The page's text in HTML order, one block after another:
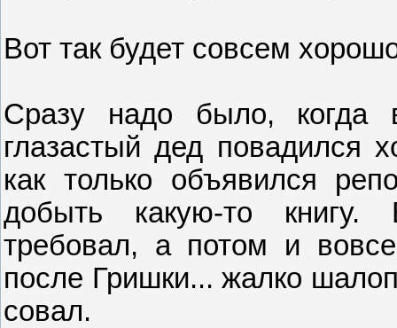
Вот так будет совсем
Сразу надо было, когда
глазастый дед повадился
как только объявился
добыть какую-то
требовал, а потом и
после Гришки... жалко
совал.